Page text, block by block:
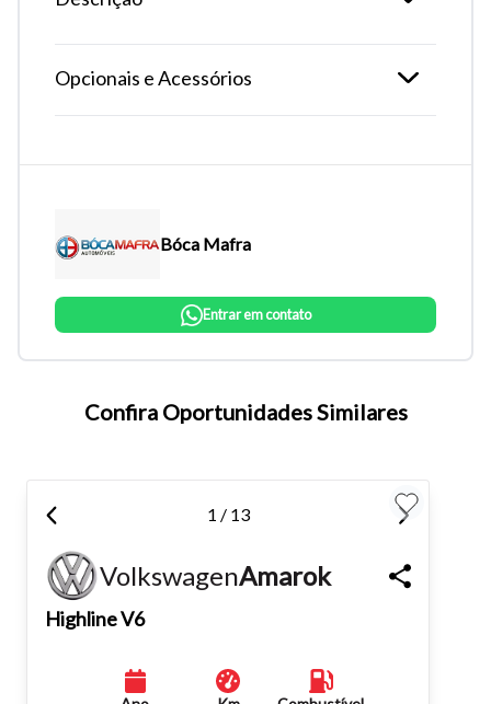
Tamanho do texto
atalhos Ctrl+ (para aumentar) e Ctrl- (para diminuir) no seu
teclado.
Opcionais e Acessórios
Bóca Mafra
Entrar em contato
Confira Oportunidades Similares
1 / 13
VolkswagenAmarok
Highline V6